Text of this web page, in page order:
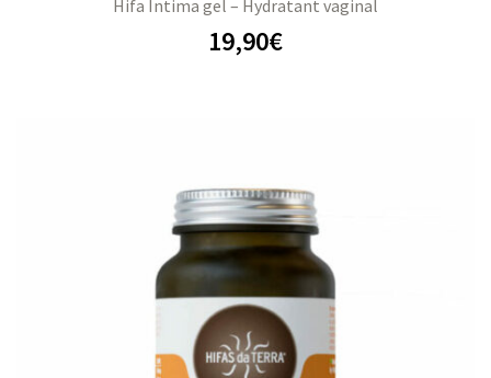
Hifa Intima gel – Hydratant vaginal
19,90€